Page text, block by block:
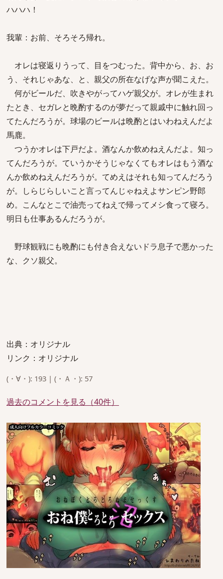
ハハハ！
我輩：お前、そろそろ帰れ。
オレは寝返りうって、目をつむった。背中から、お、お
う、それじゃあな、と、親父の所在なげな声が聞こえた。
何がビールだ、吹きやがってハゲ親父が。オレが生まれ
たとき、セガレと晩酌するのが夢だって親戚中に触れ回っ
てたんだろうが。球場のビールは晩酌とはいわねえんだよ
馬鹿。
つうかオレは下戸だよ。酒なんか飲めねえんだよ。知っ
てんだろうが。ていうかそうじゃなくてもオレはもう酒な
んか飲めねえんだろうが。てめえはそれも知ってんだろう
が。しらじらしいこと言ってんじゃねえよサンピン野郎
め。こんなとこで油売ってねえで帰ってメシ食って寝ろ。
明日も仕事あるんだろうが。
野球観戦にも晩酌にも付き合えないドラ息子で悪かった
な、クソ親父。
出典：オリジナル
リンク：オリジナル
(・∀・): 193 | (・Ａ・): 57
過去のコメントを見る（40件）